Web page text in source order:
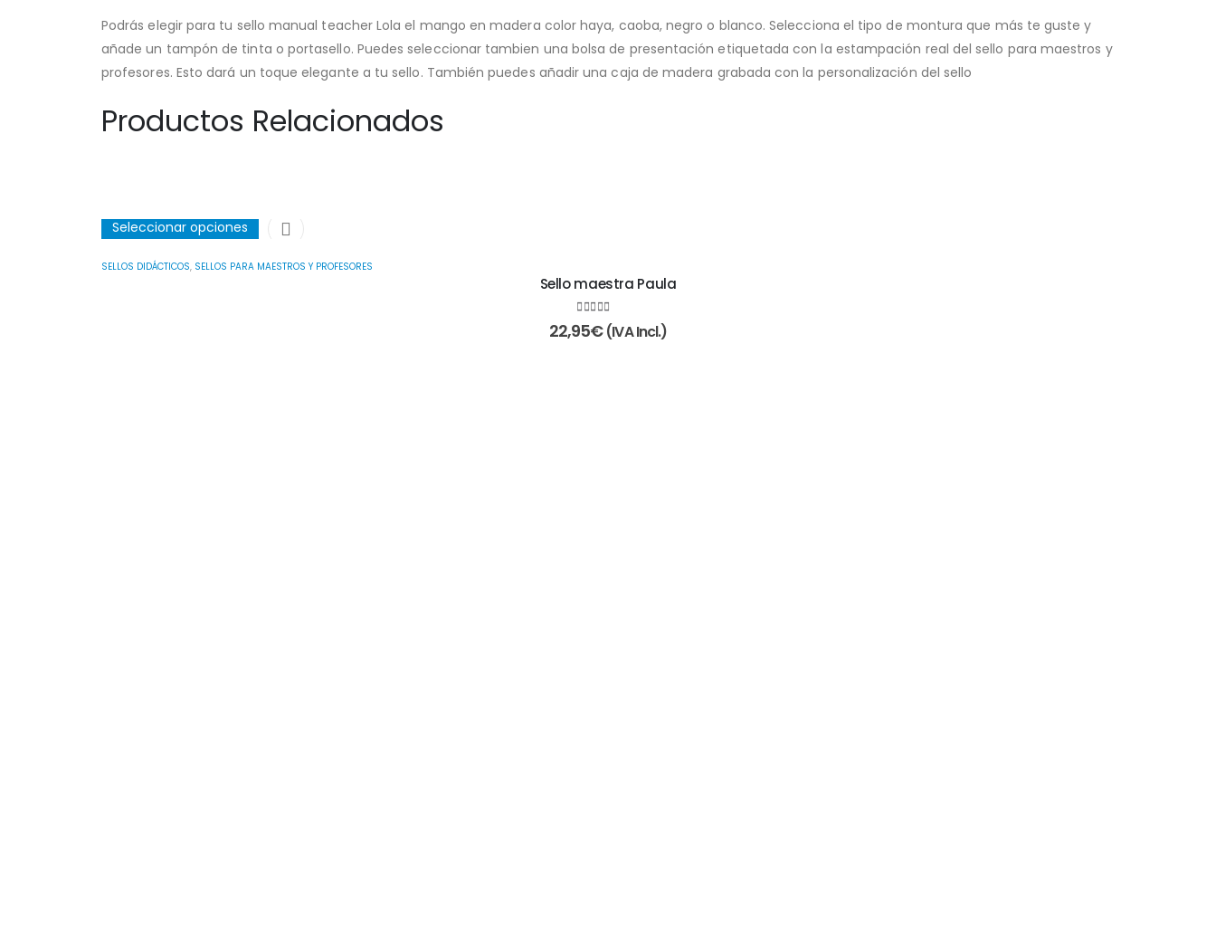
Podrás elegir para tu sello manual teacher Lola el mango en madera color haya, caoba, negro o blanco. Selecciona el tipo de montura que más te guste y
añade un tampón de tinta o portasello. Puedes seleccionar tambien una bolsa de presentación etiquetada con la estampación real del sello para maestros y
profesores. Esto dará un toque elegante a tu sello. También puedes añadir una caja de madera grabada con la personalización del sello
Productos Relacionados
Seleccionar opciones
SELLOS DIDÁCTICOS, SELLOS PARA MAESTROS Y PROFESORES
Sello maestra Paula
5.00de 5
22,95€ (IVA Incl.)